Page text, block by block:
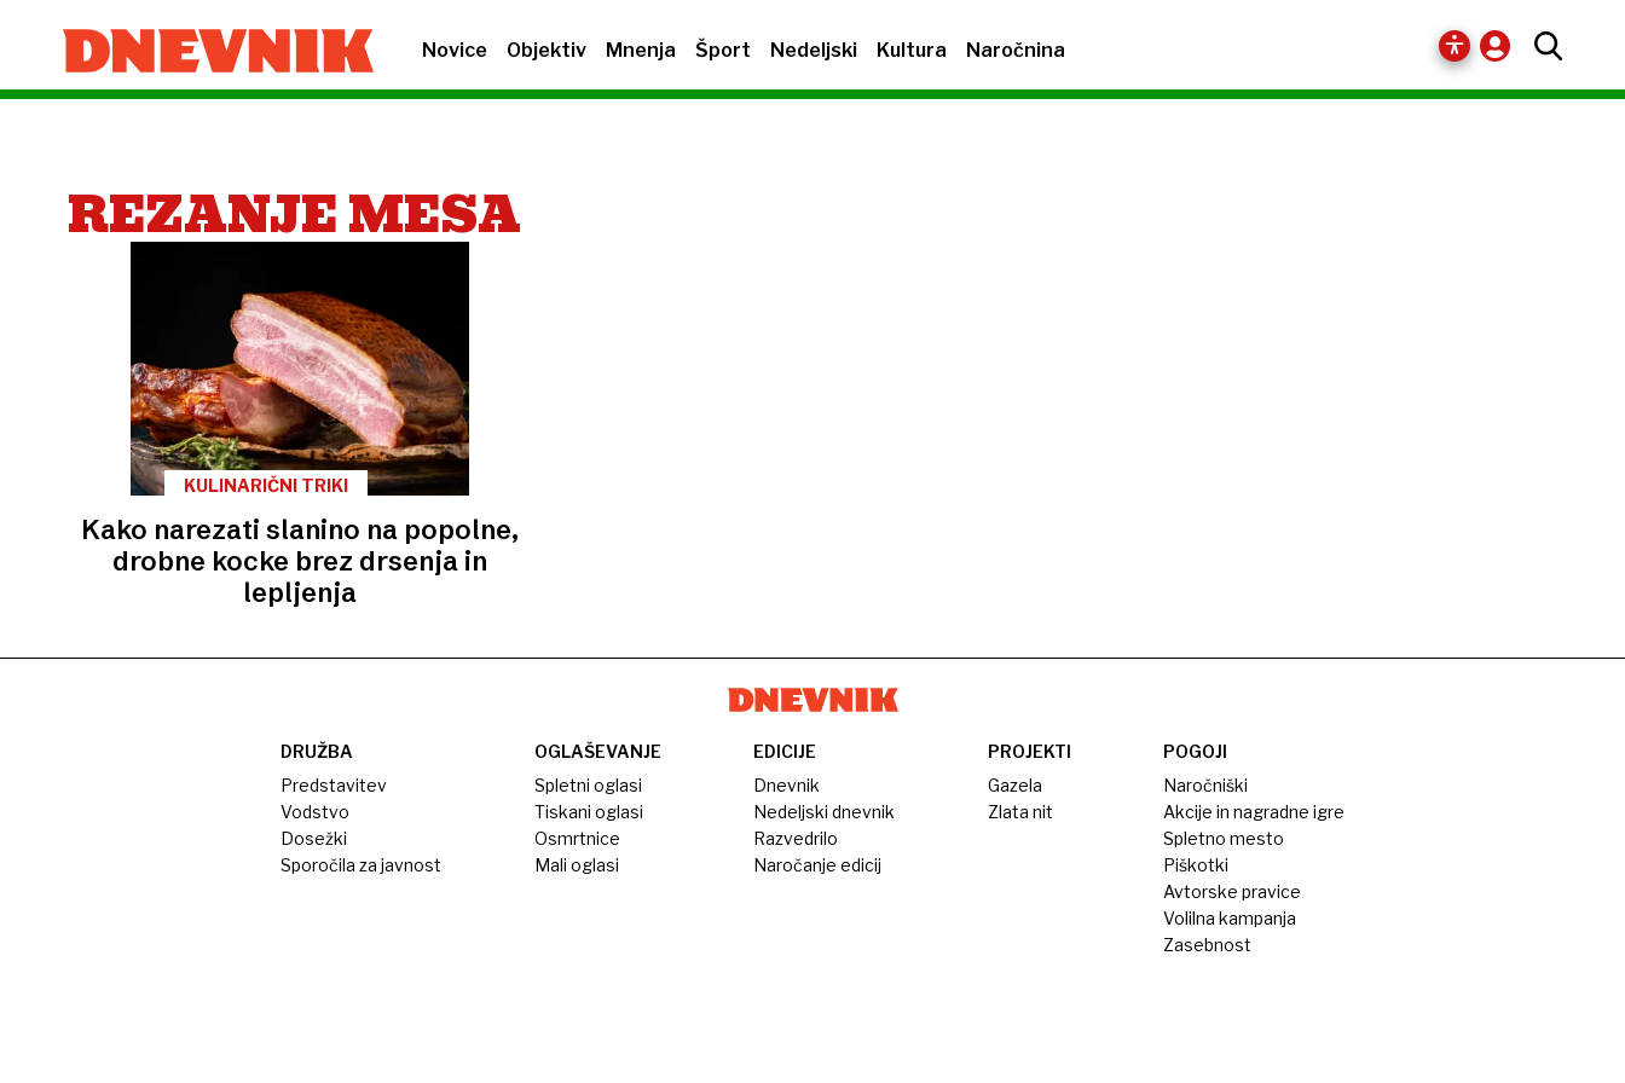
Novice Objektiv Mnenja Šport Nedeljski Kultura Naročnina
REZANJE MESA
KULINARIČNI TRIKI
Kako narezati slanino na popolne,
drobne kocke brez drsenja in
lepljenja
DRUŽBA
Predstavitev
Vodstvo
Dosežki
Sporočila za javnost
OGLAŠEVANJE
Spletni oglasi
Tiskani oglasi
Osmrtnice
Mali oglasi
EDICIJE
Dnevnik
Nedeljski dnevnik
Razvedrilo
Naročanje edicij
PROJEKTI
Gazela
Zlata nit
POGOJI
Naročniški
Akcije in nagradne igre
Spletno mesto
Piškotki
Avtorske pravice
Volilna kampanja
Zasebnost